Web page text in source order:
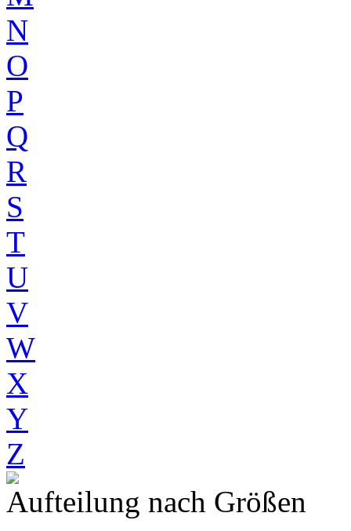
N
O
P
Q
R
S
T
U
V
W
X
Y
Z
Aufteilung nach Größen